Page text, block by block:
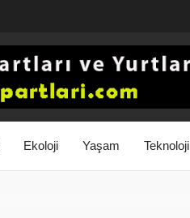
Ekoloji Yaşam Teknoloji